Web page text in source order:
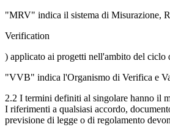
"MRV" indica il sistema di Misurazione,
Verification
) applicato ai progetti nell'ambito del
"VVB" indica l'Organismo di Verifica e
2.2 I termini definiti al singolare hanno il
I riferimenti a qualsiasi accordo,
previsione di legge o di regolamento